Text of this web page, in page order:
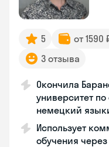
5 от 1590
3 отзыва
Окончила
университет
немецкий
Использует
обучения